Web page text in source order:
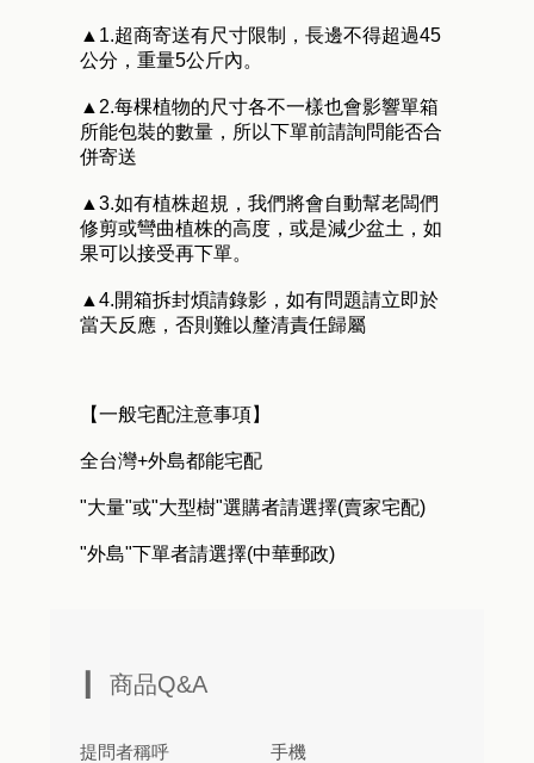
▲1.超商寄送有尺寸限制，長邊不得超過45
公分，重量5公斤內。
▲2.每棵植物的尺寸各不一樣也會影響單箱
所能包裝的數量，所以下單前請詢問能否合
併寄送
▲3.如有植株超規，我們將會自動幫老闆們
修剪或彎曲植株的高度，或是減少盆土，如
果可以接受再下單。
▲4.開箱拆封煩請錄影，如有問題請立即於
當天反應，否則難以釐清責任歸屬
【一般宅配注意事項】
全台灣+外島都能宅配
"大量"或"大型樹"選購者請選擇(賣家宅配)
"外島"下單者請選擇(中華郵政)
商品Q&A
提問者稱呼 手機